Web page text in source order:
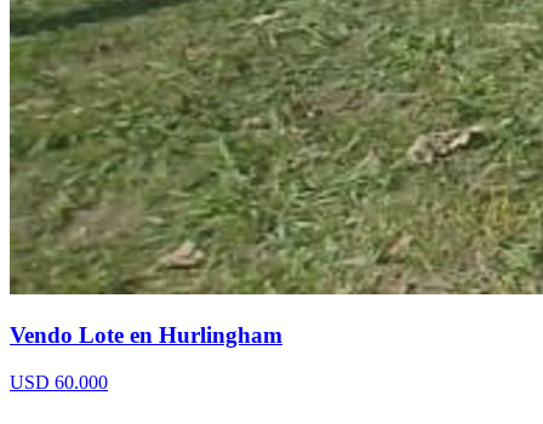
Vendo Lote en Hurlingham
USD 60.000